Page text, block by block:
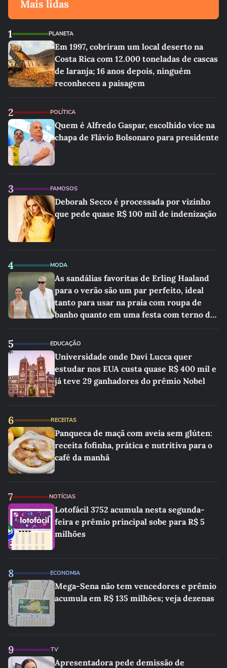
Mais lidas
1 PLANETA
Em 1997, cobriram um local deserto na
Costa Rica com 12.000 toneladas de cascas
de laranja; 16 anos depois, ninguém
reconheceu a paisagem
2 POLÍTICA
Quem é Alfredo Gaspar, escolhido vice na
chapa de Flávio Bolsonaro para presidente
3 FAMOSOS
Deborah Secco é processada por vizinho
que pede quase R$ 100 mil de indenização
4 MODA
As sandálias favoritas de Erling Haaland
para o verão são um par perfeito, ideal
tanto para usar na praia com roupa de
banho quanto em uma festa com terno de
5 EDUCAÇÃO
Universidade onde Davi Lucca quer
estudar nos EUA custa quase R$ 400 mil e
já teve 29 ganhadores do prêmio Nobel
6 RECEITAS
Panqueca de maçã com aveia sem glúten:
receita fofinha, prática e nutritiva para o
café da manhã
7 NOTÍCIAS
Lotofácil 3752 acumula nesta segunda-
feira e prêmio principal sobe para R$ 5
milhões
8 ECONOMIA
Mega-Sena não tem vencedores e prêmio
acumula em R$ 135 milhões; veja dezenas
9 TV
Apresentadora pede demissão de